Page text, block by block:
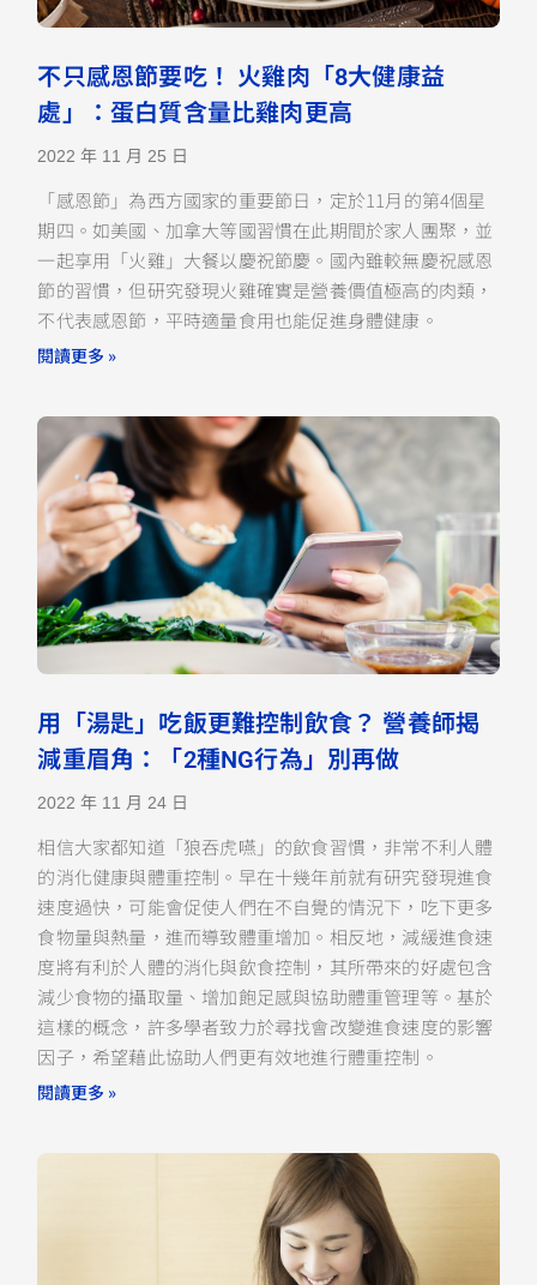
不只感恩節要吃！ 火雞肉「8大健康益
處」：蛋白質含量比雞肉更高
2022 年 11 月 25 日
「感恩節」為西方國家的重要節日，定於11月的第4個星
期四。如美國、加拿大等國習慣在此期間於家人團聚，並
一起享用「火雞」大餐以慶祝節慶。國內雖較無慶祝感恩
節的習慣，但研究發現火雞確實是營養價值極高的肉類，
不代表感恩節，平時適量食用也能促進身體健康。
閱讀更多 »
用「湯匙」吃飯更難控制飲食？ 營養師揭
減重眉角：「2種NG行為」別再做
2022 年 11 月 24 日
相信大家都知道「狼吞虎嚥」的飲食習慣，非常不利人體
的消化健康與體重控制。早在十幾年前就有研究發現進食
速度過快，可能會促使人們在不自覺的情況下，吃下更多
食物量與熱量，進而導致體重增加。相反地，減緩進食速
度將有利於人體的消化與飲食控制，其所帶來的好處包含
減少食物的攝取量、增加飽足感與協助體重管理等。基於
這樣的概念，許多學者致力於尋找會改變進食速度的影響
因子，希望藉此協助人們更有效地進行體重控制。
閱讀更多 »